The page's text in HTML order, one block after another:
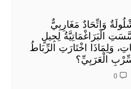
وَاتِّحَادٌ مَغَارِبِيٌّ
الْبَرَاغْمَاتِيَّةُ لِجِيلٍ
وَلِمَاذَا اخْتَارَتِ الرِّبَاطُ
الْعَرَبِيِّ؟
0